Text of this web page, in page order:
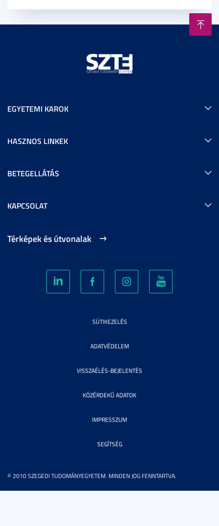
EGYETEMI KAROK
HASZNOS LINKEK
BETEGELLÁTÁS
KAPCSOLAT
Térképek és útvonalak
© 2010 SZEGEDI TUDOMÁNYEGYETEM. MINDEN JOG FENNTARTVA.
SÜTIKEZELÉS
ADATVÉDELEM
VISSZAÉLÉS-BEJELENTÉS
KÖZÉRDEKŰ ADATOK
IMPRESSZUM
SEGÍTSÉG